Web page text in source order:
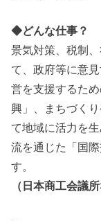
◆どんな仕事？
景気対策、税制
て、政府等に意
営を支援するた
興」、まちづく
て地域に活力を
流を通じた「国
す。
（日本商工会議所